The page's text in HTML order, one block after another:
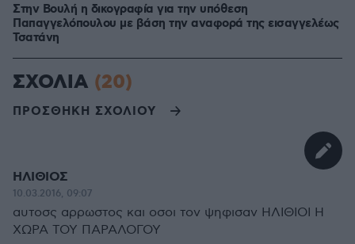
Στην Βουλή η δικογραφία για την υπόθεση
Παπαγγελόπουλου με βάση την αναφορά της εισαγγελέως
Τσατάνη
ΣΧΟΛΙΑ (20)
ΠΡΟΣΘΗΚΗ ΣΧΟΛΙΟΥ
ΗΛΙΘΙΟΣ
10.03.2016, 09:07
αυτοσς αρρωστος και οσοι τον ψηφισαν ΗΛΙΘΙΟΙ Η
ΧΩΡΑ ΤΟΥ ΠΑΡΑΛΟΓΟΥ